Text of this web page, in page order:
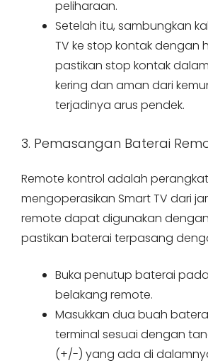
peliharaan.
Setelah itu, sambungkan
TV ke stop kontak dengan
pastikan stop kontak
kering dan aman dari
terjadinya arus pendek.
3. Pemasangan Baterai
Remote kontrol adalah
mengoperasikan Smart TV dari
remote dapat digunakan
pastikan baterai terpasang
Buka penutup baterai
belakang remote.
Masukkan dua buah
terminal sesuai dengan
(+/-) yang ada di